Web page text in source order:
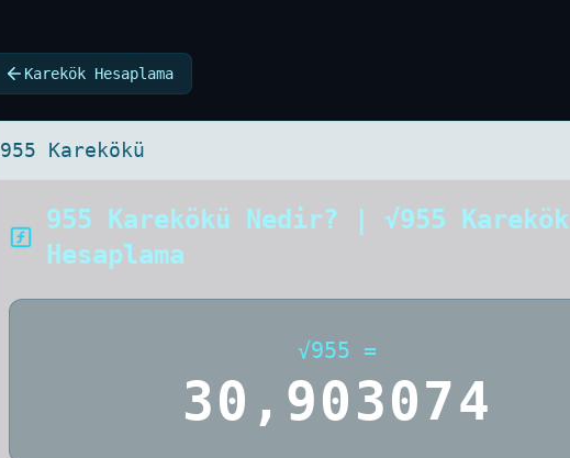
Karekök Hesaplama
955 Karekökü
955 Karekökü Nedir? | √955 Karekök
Hesaplama
√955 =
30,903074